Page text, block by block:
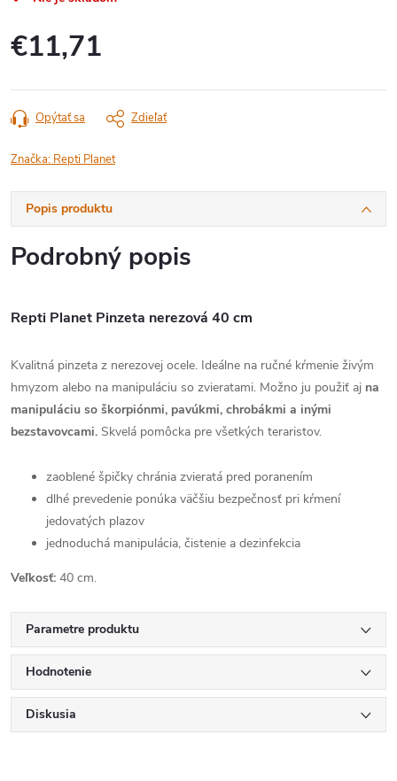
€11,71
cena:
Opýtať sa Zdieľať
Značka: Repti Planet
Popis produktu
Podrobný popis
Repti Planet Pinzeta nerezová 40 cm
Kvalitná pinzeta z nerezovej ocele. Ideálne na ručné kŕmenie živým
hmyzom alebo na manipuláciu so zvieratami. Možno ju použiť aj na
manipuláciu so škorpiónmi, pavúkmi, chrobákmi a inými
bezstavovcami. Skvelá pomôcka pre všetkých teraristov.
zaoblené špičky chránia zvieratá pred poranením
dlhé prevedenie ponúka väčšiu bezpečnosť pri kŕmení
jedovatých plazov
jednoduchá manipulácia, čistenie a dezinfekcia
Veľkosť: 40 cm.
Parametre produktu
Hodnotenie
Diskusia